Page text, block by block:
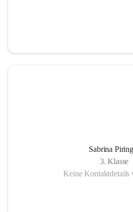
Sabrina
3. Klasse
Keine Kontaktdetails